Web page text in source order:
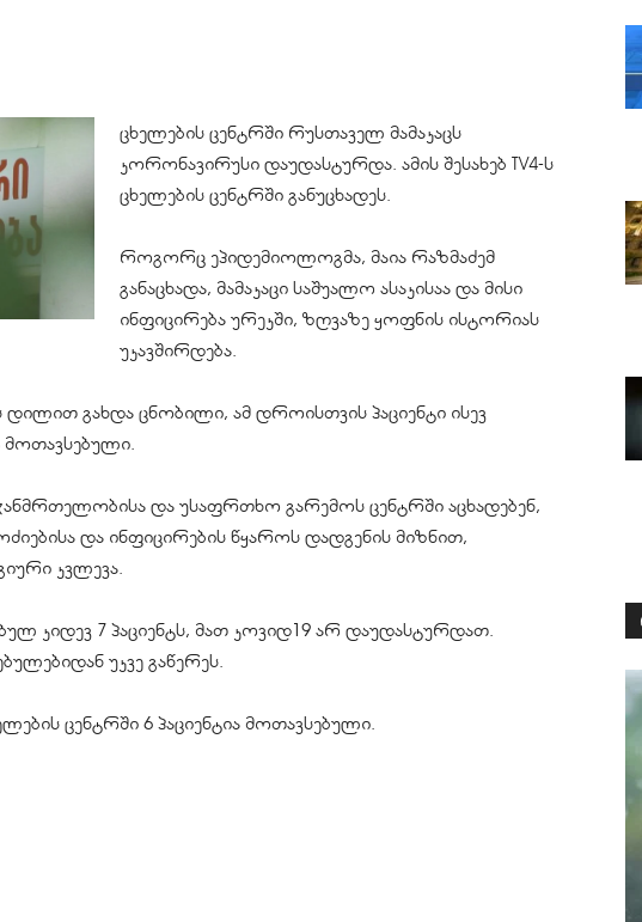
ცხელების ცენტრში რუსთაველ მამაკაცს
კორონავირუსი დაუდასტურდა. ამის შესახებ TV4-ს
ცხელების ცენტრში განუცხადეს.
როგორც ეპიდემიოლოგმა, მაია რაზმაძემ
განაცხადა, მამაკაცი საშუალო ასაკისაა და მისი
ინფიცირება ურეკში, ზღვაზე ყოფნის ისტორიას
უკავშირდება.
დილით გახდა ცნობილი, ამ დროისთვის პაციენტი ისევ
მოთავსებული.
და უსაფრთხო გარემოს ცენტრში აცხადებენ,
და ინფიცირების წყაროს დადგენის მიზნით,
კვლევა.
კიდევ 7 პაციენტს, მათ კოვიდ19 არ დაუდასტურდათ.
უკვე გაწერეს.
ცენტრში 6 პაციენტია მოთავსებული.